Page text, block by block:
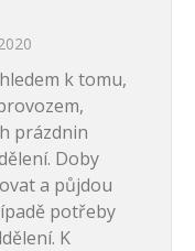
k tomu,
prázdnin
Doby
a půjdou
potřeby
K